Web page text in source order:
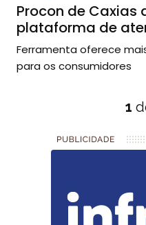
Procon de Caxias
plataforma de
Ferramenta oferece
para os consumidores
1